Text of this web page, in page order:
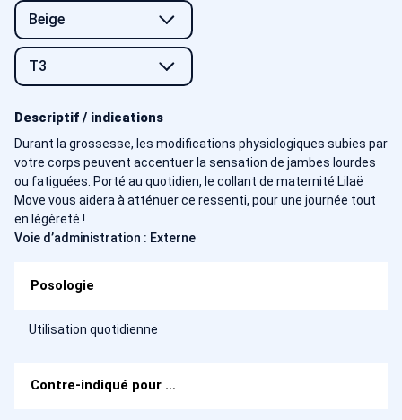
Descriptif / indications
Durant la grossesse, les modifications physiologiques subies par
votre corps peuvent accentuer la sensation de jambes lourdes
ou fatiguées. Porté au quotidien, le collant de maternité Lilaë
Move vous aidera à atténuer ce ressenti, pour une journée tout
en légèreté !
Voie d’administration : Externe
Posologie
Utilisation quotidienne
Contre-indiqué pour …